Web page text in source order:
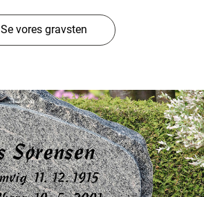
Se vores gravsten